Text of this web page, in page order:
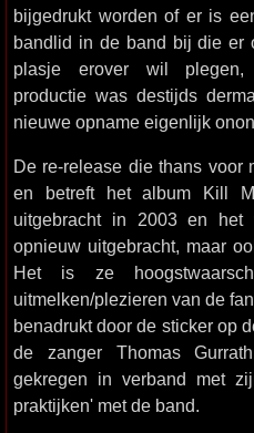
bijgedrukt worden of er is
bandlid in de band bij die er
plasje erover wil
productie was destijds
nieuwe opname eigenlijk
De re-release die thans voor
en betreft het album Kill
uitgebracht in 2003 en
opnieuw uitgebracht, maar
Het is ze
uitmelken/plezieren van de
benadrukt door de sticker op
de zanger Thomas
gekregen in verband met
praktijken' met de band.